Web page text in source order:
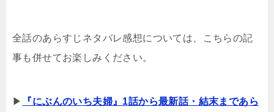
全話のあらすじネタバレ感想については、こちらの記
事も併せてお楽しみください。
▶
『にぶんのいち夫婦』1話から最新話・結末まであら